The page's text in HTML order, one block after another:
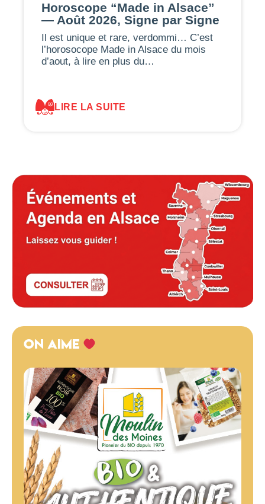
Horoscope “Made in Alsace”
— Août 2026, Signe par Signe
Il est unique et rare, verdommi… C’est
l’horosocope Made in Alsace du mois
d’aout, à lire en plus du…
LIRE LA SUITE
ON AIME